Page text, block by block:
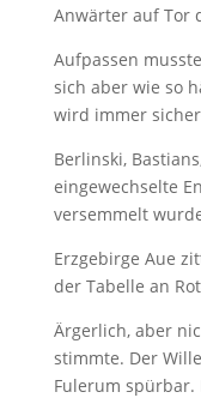
Anwärter auf Tor
Aufpassen
sich aber wie so
wird immer
Berlinski,
eingewechselte
versemmelt
Erzgebirge Aue
der Tabelle an
Ärgerlich, aber
stimmte. Der
Fulerum spürbar.